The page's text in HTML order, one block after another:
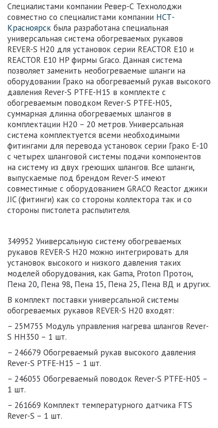
Специалистами компании Ревер-С Технолоджи
совместно со специалистами компании НСТ-
Красноярск была разработана специальная
универсальная система обогреваемых рукавов
REVER-S H20 для установок серии REACTOR E10 и
REACTOR E10 HP фирмы Graco. Данная система
позволяет заменить необогреваемые шланги на
оборудовании Грако на обогреваемый рукав высокого
давления Rever-S PTFE-H15 в комплекте с
обогреваемым поводком Rever-S PTFE-H05,
суммарная длинна обогреваемых шлангов в
комплектации H20 – 20 метров. Универсальная
система комплектуется всеми необходимыми
фитингами для перевода установок серии Грако Е-10
с четырех шланговой системы подачи компонентов
на систему из двух греющих шлангов. Все шланги,
выпускаемые под брендом Rever-S имеют
совместимые с оборудованием GRACO Reactor джики
JIC (фитинги) как со стороны коллектора так и со
стороны пистолета распылителя.
349952 Универсальную систему обогреваемых
рукавов REVER-S H20 можно интегрировать для
установок высокого и низкого давления таких
моделей оборудования, как Gama, Proton Протон,
Пена 20, Пена 98, Пена 15, Пена 25, Пена ВД и других.
В комплект поставки универсальной системы
обогреваемых рукавов REVER-S H20 входят:
– 25M755 Модуль управления нагрева шлангов Rever-
S HH350 – 1 шт.
– 246679 Обогреваемый рукав высокого давления
Rever-S PTFE-H15 – 1 шт.
– 246055 Обогреваемый поводок Rever-S PTFE-H05 –
1 шт.
– 261669 Комплект температурного датчика FTS
Rever-S – 1 шт.